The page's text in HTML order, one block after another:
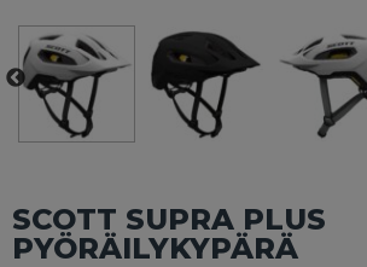
SCOTT SUPRA PLUS
PYÖRÄILYKYPÄRÄ